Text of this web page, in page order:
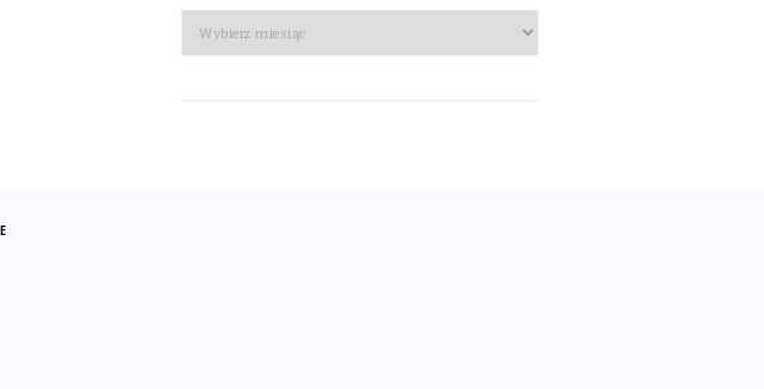
Archiwa